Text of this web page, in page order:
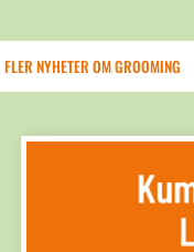
FLER NYHETER OM GROOMING